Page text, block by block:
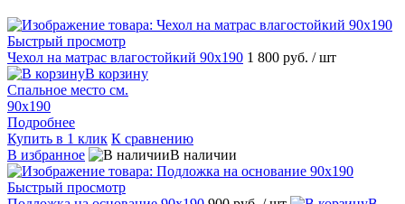
Быстрый просмотр
Чехол на матрас влагостойкий 90х190 1 800 руб. / шт
В корзину
Спальное место см.
90х190
Подробнее
Купить в 1 клик К сравнению
В избранное
В наличии
Быстрый просмотр